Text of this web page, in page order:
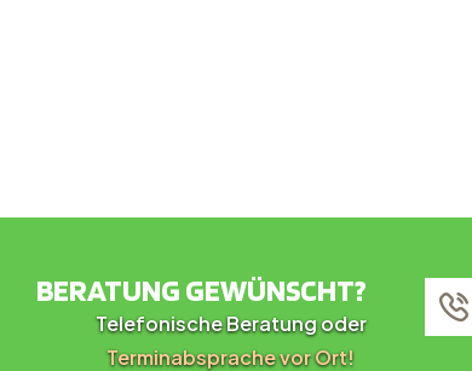
BERATUNG GEWÜNSCHT?
Telefonische Beratung oder
Terminabsprache vor Ort!